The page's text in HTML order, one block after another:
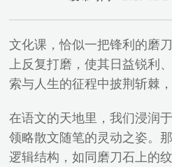
文化课，恰似一把锋利的磨
上反复打磨，使其日益锐利
索与人生的征程中披荆斩棘，
在语文的天地里，我们浸润
领略散文随笔的灵动之姿。
逻辑结构，如同磨刀石上的